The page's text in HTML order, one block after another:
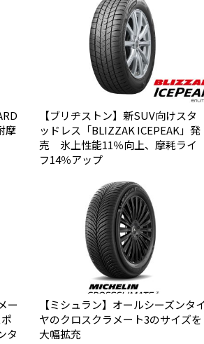
摩
【ブリヂストン】新SUV向けスタ
ッドレス「BLIZZAK ICEPEAK」発
売 氷上性能11％向上、摩耗ライ
フ14％アップ
ー
タ
【ミシュラン】オールシーズンタイ
ヤのクロスクラメート3のサイズを
大幅拡充